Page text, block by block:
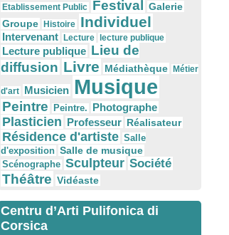
Etablissement Public Festival Galerie
Groupe
Histoire Individuel
Intervenant Lecture lecture publique
Lecture publique Lieu de
diffusion Livre Médiathèque Métier
d'art Musicien Musique
Peintre Peintre. Photographe
Plasticien Professeur Réalisateur
Résidence d'artiste Salle
d'exposition Salle de musique
Scénographe Sculpteur Société
Théâtre Vidéaste
Centru d’Arti Pulifonica di
Corsica